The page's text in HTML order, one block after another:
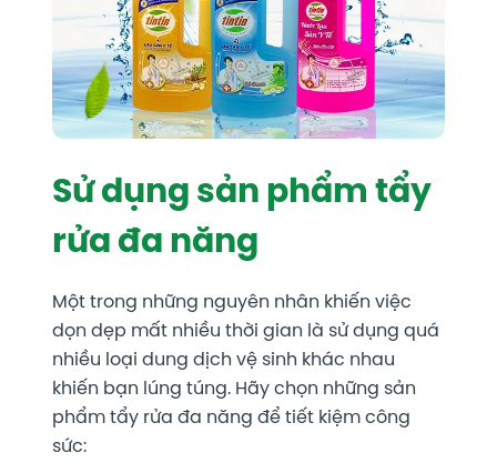
Sử dụng sản phẩm tẩy
rửa đa năng
Một trong những nguyên nhân khiến việc
dọn dẹp mất nhiều thời gian là sử dụng quá
nhiều loại dung dịch vệ sinh khác nhau
khiến bạn lúng túng. Hãy chọn những sản
phẩm tẩy rửa đa năng để tiết kiệm công
sức: